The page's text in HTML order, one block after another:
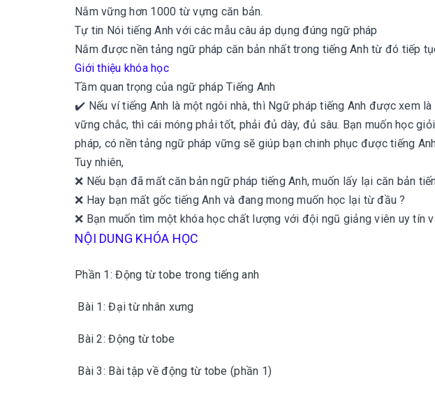
Nắm vững hơn 1000 từ vựng căn bản.
Tự tin Nói tiếng Anh với các mẫu câu áp dụng đúng ngữ pháp
Nắm được nền tảng ngữ pháp căn bản nhất trong tiếng Anh từ đó tiếp
Giới thiệu khóa học
Tầm quan trọng của ngữ pháp Tiếng Anh
✔️ Nếu ví tiếng Anh là một ngôi nhà, thì Ngữ pháp tiếng Anh được xem
vững chắc, thì cái móng phải tốt, phải đủ dày, đủ sâu. Bạn muốn học
pháp, có nền tảng ngữ pháp vững sẽ giúp bạn chinh phục được tiếng
Tuy nhiên,
❌ Nếu bạn đã mất căn bản ngữ pháp tiếng Anh, muốn lấy lại căn bản
❌ Hay bạn mất gốc tiếng Anh và đang mong muốn học lại từ đầu ?
❌ Bạn muốn tìm một khóa học chất lượng với đội ngũ giảng viên uy tín
NỘI DUNG KHÓA HỌC
Phần 1: Động từ tobe trong tiếng anh
Bài 1: Đại từ nhân xưng
Bài 2: Động từ tobe
Bài 3: Bài tập về động từ tobe (phần 1)